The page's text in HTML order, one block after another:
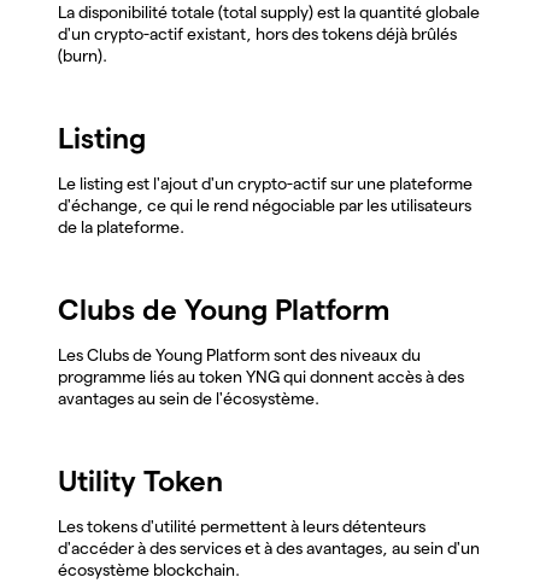
La disponibilité totale (total supply) est la quantité globale
d'un crypto-actif existant, hors des tokens déjà brûlés
(burn).
Listing
Le listing est l'ajout d'un crypto-actif sur une plateforme
d'échange, ce qui le rend négociable par les utilisateurs
de la plateforme.
Clubs de Young Platform
Les Clubs de Young Platform sont des niveaux du
programme liés au token YNG qui donnent accès à des
avantages au sein de l'écosystème.
Utility Token
Les tokens d'utilité permettent à leurs détenteurs
d'accéder à des services et à des avantages, au sein d'un
écosystème blockchain.